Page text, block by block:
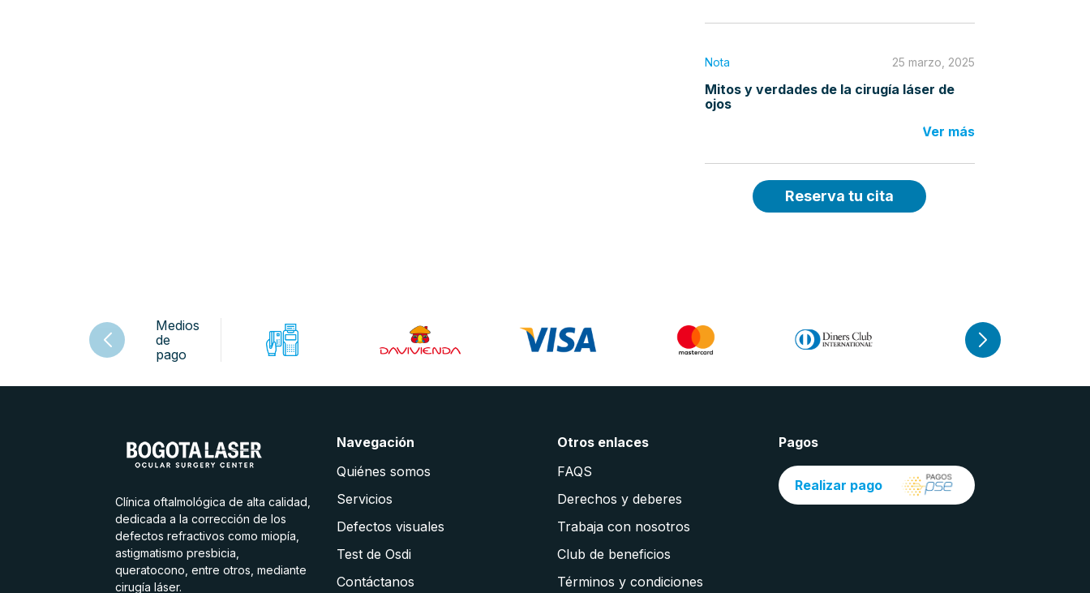
Nota 25 marzo, 2025
Mitos y verdades de la cirugía láser de
ojos
Ver más
Reserva tu cita
Medios
de
pago
Clínica oftalmológica de alta calidad,
dedicada a la corrección de los
defectos refractivos como miopía,
astigmatismo presbicia,
queratocono, entre otros, mediante
cirugía láser.
Navegación
Quiénes somos
Servicios
Defectos visuales
Test de Osdi
Contáctanos
Otros enlaces
FAQS
Derechos y deberes
Trabaja con nosotros
Club de beneficios
Términos y condiciones
Pagos
Realizar pago